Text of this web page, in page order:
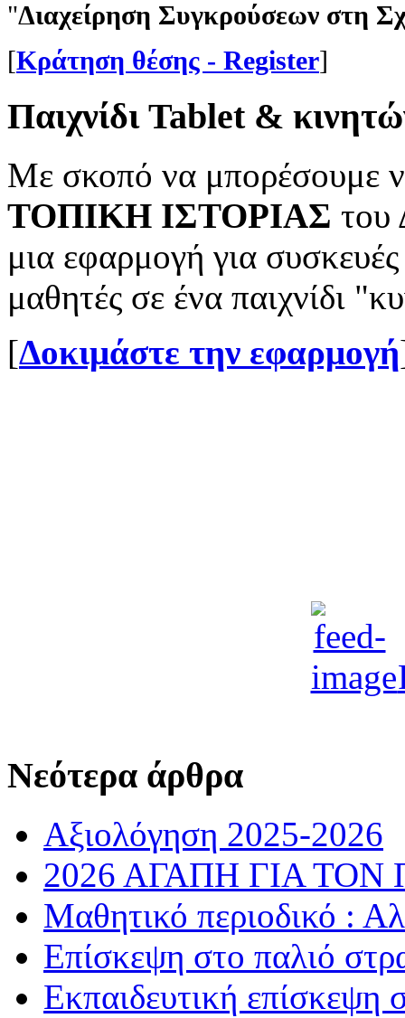
"Διαχείρηση Συγκρούσεων στη
[Kράτηση θέσης - Register]
Παιχνίδι Tablet &
Με σκοπό να μπορέσουμε
ΤΟΠΙΚΗ ΙΣΤΟΡΙΑΣ του
μια εφαρμογή για
μαθητές σε ένα παιχνίδι
[Δοκιμάστε την εφαρμογή
Νεότερα άρθρα
Αξιολόγηση 2025-2026
2026 ΑΓΑΠΗ ΓΙΑ
Μαθητικό περιοδικό :
Επίσκεψη στο παλιό
Εκπαιδευτική επίσκεψη